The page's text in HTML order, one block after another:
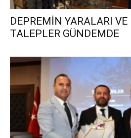
DEPREMİN YARALARI
TALEPLER GÜNDEMDE